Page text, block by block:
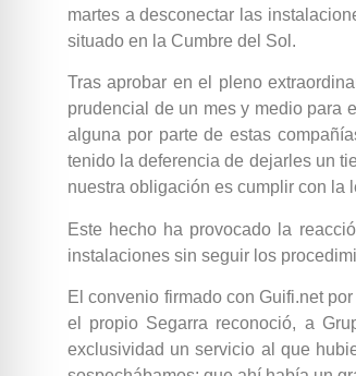
martes a desconectar las
situado en la Cumbre del Sol.
Tras aprobar en el pleno
prudencial de un mes y medio para
alguna por parte de estas
tenido la deferencia de dejarles un
nuestra obligación es cumplir con la
Este hecho ha provocado la
instalaciones sin seguir los
El convenio firmado con Guifi.net
el propio Segarra reconoció, a
exclusividad un servicio al que